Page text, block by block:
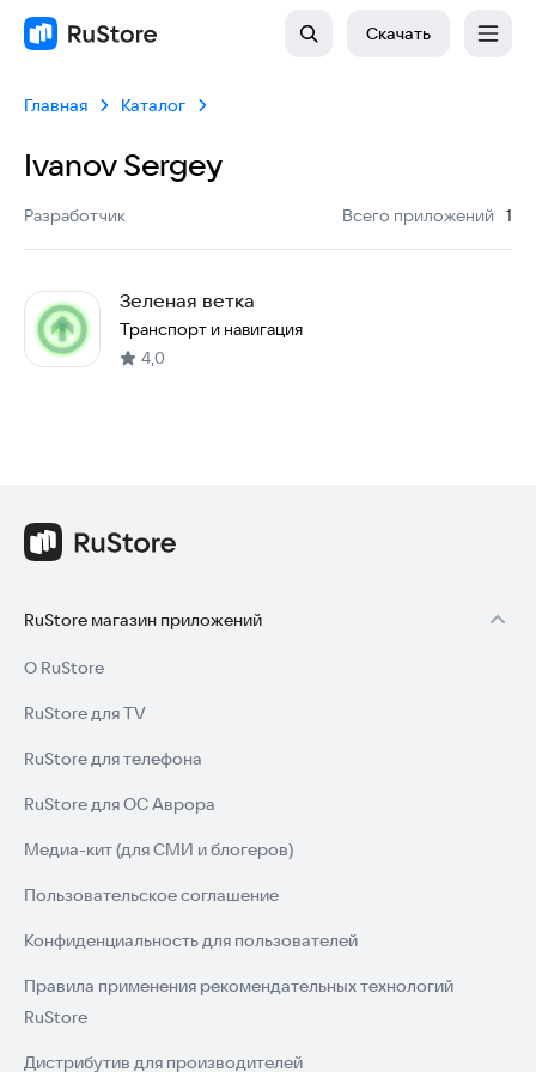
Скачать
Главная Каталог
Ivanov Sergey
Разработчик Всего приложений
: 1
Зеленая ветка
Транспорт и навигация
4,0
RuStore магазин приложений
О RuStore
RuStore для TV
RuStore для телефона
RuStore для ОС Аврора
Медиа-кит (для СМИ и блогеров)
Пользовательское соглашение
Конфиденциальность для пользователей
Правила применения рекомендательных технологий
RuStore
Дистрибутив для производителей